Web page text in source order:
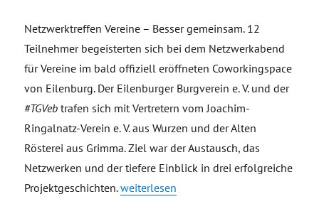
Netzwerktreffen Vereine – Besser gemeinsam. 12
Teilnehmer begeisterten sich bei dem Netzwerkabend
für Vereine im bald offiziell eröffneten Coworkingspace
von Eilenburg. Der Eilenburger Burgverein e. V. und der
#TGVeb trafen sich mit Vertretern vom Joachim-
Ringalnatz-Verein e. V. aus Wurzen und der Alten
Rösterei aus Grimma. Ziel war der Austausch, das
Netzwerken und der tiefere Einblick in drei erfolgreiche
Projektgeschichten.„Netzwerktreffen Vereine – Besser
weiterlesen